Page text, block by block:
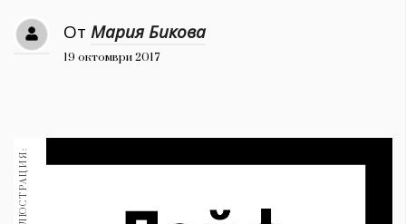
Красота
Дизайн
Книги
От Мария Бикова
19 октомври 2017